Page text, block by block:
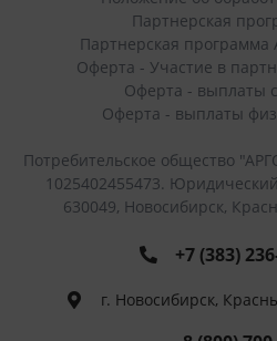
Партнерская
Партнерская программа
Оферта - Участие в
Оферта - выплаты
Оферта - выплаты
Потребительское общество
1025402455473.
630049, Новосибирск,
+7 (383)
г. Новосибирск,